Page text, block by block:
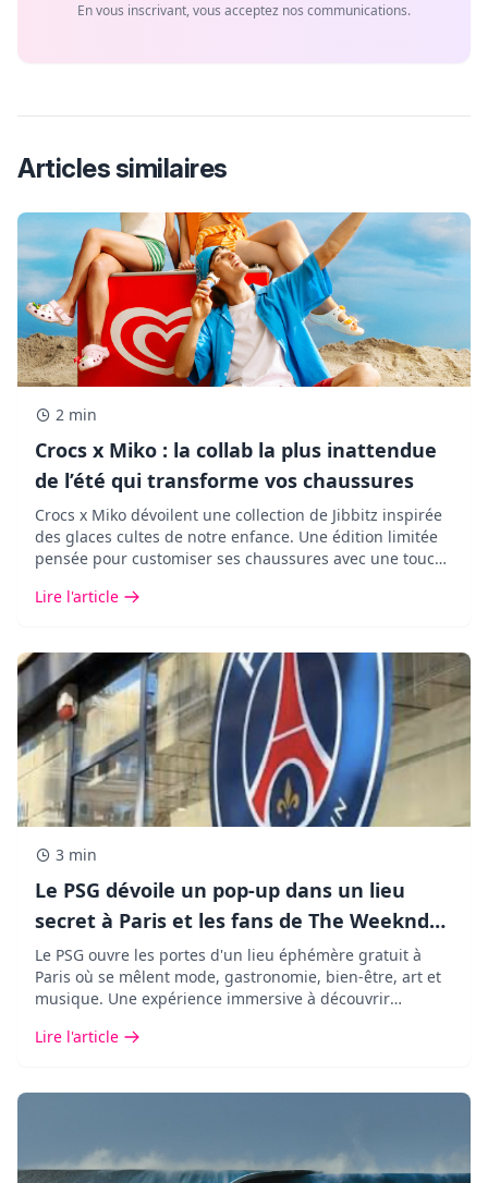
En vous inscrivant, vous acceptez nos communications.
Articles similaires
2 min
Crocs x Miko : la collab la plus inattendue
de l’été qui transforme vos chaussures
Crocs x Miko dévoilent une collection de Jibbitz inspirée
des glaces cultes de notre enfance. Une édition limitée
pensée pour customiser ses chaussures avec une touche
Lire l'article
3 min
Le PSG dévoile un pop-up dans un lieu
secret à Paris et les fans de The Weeknd
vont adorer !
Le PSG ouvre les portes d'un lieu éphémère gratuit à
Paris où se mêlent mode, gastronomie, bien-être, art et
musique. Une expérience immersive à découvrir
Lire l'article